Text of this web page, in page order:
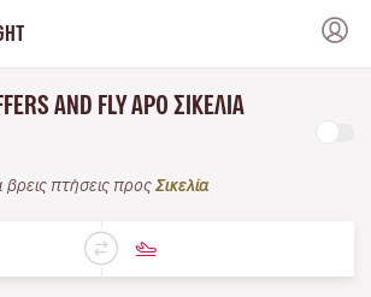
AND FLY APO ΣΙΚΕΛΊΑ
πτήσεις προς Σικελία